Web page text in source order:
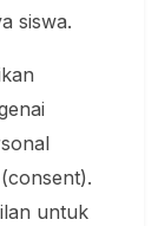
siswa.
untuk